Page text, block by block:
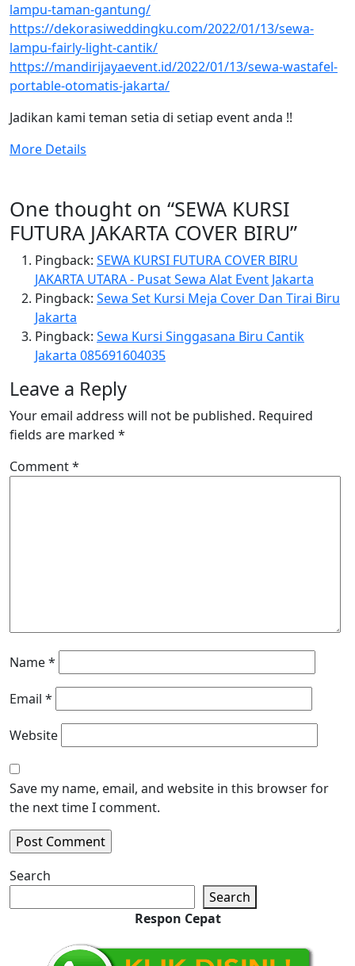
lampu-taman-gantung/
https://dekorasiweddingku.com/2022/01/13/sewa-
lampu-fairly-light-cantik/
https://mandirijayaevent.id/2022/01/13/sewa-wastafel-
portable-otomatis-jakarta/
Jadikan kami teman setia di setiap event anda !!
More Details
One thought on “SEWA KURSI
FUTURA JAKARTA COVER BIRU”
Pingback: SEWA KURSI FUTURA COVER BIRU
JAKARTA UTARA - Pusat Sewa Alat Event Jakarta
Pingback: Sewa Set Kursi Meja Cover Dan Tirai Biru
Jakarta
Pingback: Sewa Kursi Singgasana Biru Cantik
Jakarta 085691604035
Leave a Reply
Your email address will not be published. Required
fields are marked *
Comment*
Name*
Email *
Website
Save my name, email, and website in this browser for
the next time I comment.
Search
Search
Respon Cepat